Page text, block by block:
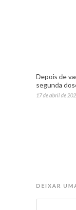
Depois de
segunda
17 de abril de
DEIXAR